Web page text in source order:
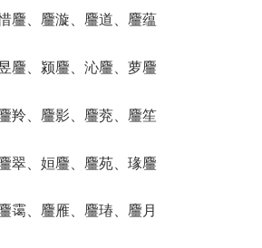
麠、麠漩、麠道、麠蕴
麠、颍麠、沁麠、萝麠
羚、麠影、麠萒、麠笙
翠、姮麠、麠苑、瑑麠
霭、麠雁、麠瑃、麠月